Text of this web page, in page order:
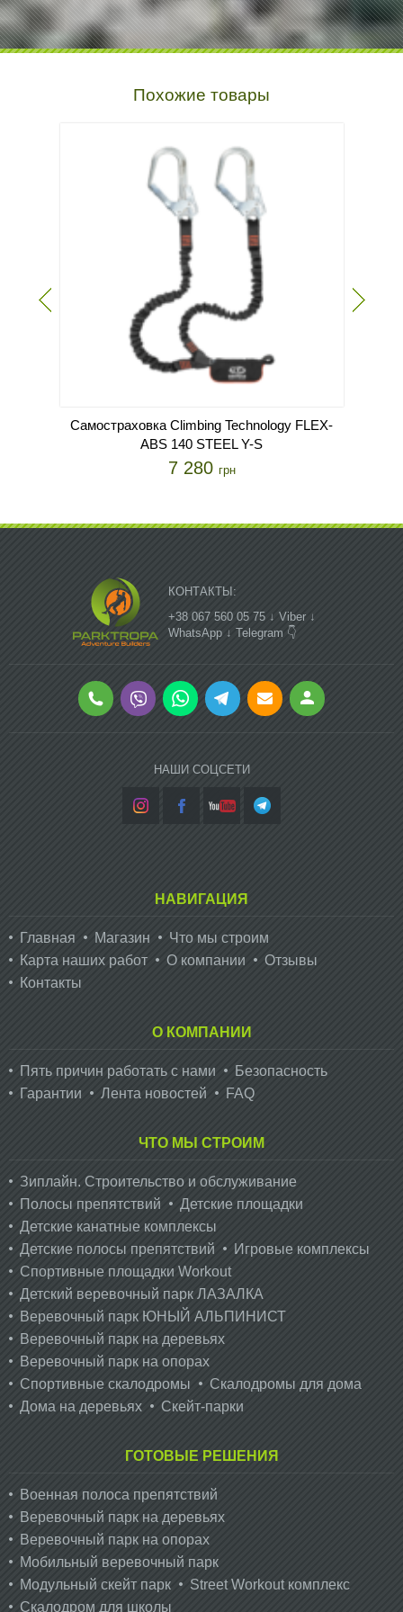
Похожие товары
Самостраховка Climbing Technology FLEX-
ABS 140 STEEL Y-S
7 280 грн
КОНТАКТЫ:
+38 067 560 05 75 ↓ Viber ↓
WhatsApp ↓ Telegram 👇
НАШИ СОЦСЕТИ
НАВИГАЦИЯ
Главная Магазин
Что мы строим
Карта наших работ
О компании
Отзывы
Контакты
О КОМПАНИИ
Пять причин работать с нами
Безопасность
Гарантии
Лента новостей FAQ
ЧТО МЫ СТРОИМ
Зиплайн. Cтроительство и обслуживание
Полосы препятствий
Детские площадки
Детские канатные комплексы
Детские полосы препятствий
Игровые комплексы
Спортивные площадки Workout
Детский веревочный парк ЛАЗАЛКА
Веревочный парк ЮНЫЙ АЛЬПИНИСТ
Веревочный парк на деревьях
Веревочный парк на опорах
Спортивные скалодромы
Скалодромы для дома
Дома на деревьях
Скейт-парки
ГОТОВЫЕ РЕШЕНИЯ
Военная полоса препятствий
Веревочный парк на деревьях
Веревочный парк на опорах
Мобильный веревочный парк
Модульный скейт парк
Street Workout комплекс
Скалодром для школы